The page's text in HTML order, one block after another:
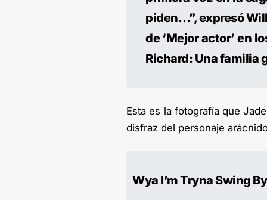
piden…”, expresó
de ‘Mejor actor’ en
Richard: Una familia
Esta es la fotografía que
disfraz del personaje
Wya I’m Tryna Swing By